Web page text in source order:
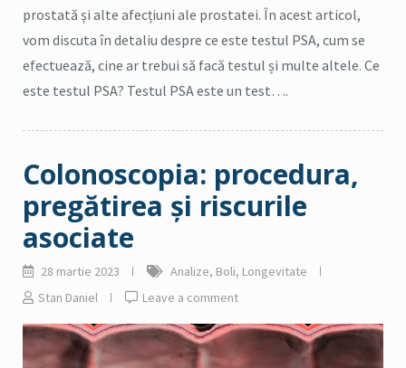
prostată și alte afecțiuni ale prostatei. În acest articol,
vom discuta în detaliu despre ce este testul PSA, cum se
efectuează, cine ar trebui să facă testul și multe altele. Ce
este testul PSA? Testul PSA este un test….
Colonoscopia: procedura,
pregătirea și riscurile
asociate
28 martie 2023 Analize, Boli, Longevitate
Stan Daniel
Leave a comment